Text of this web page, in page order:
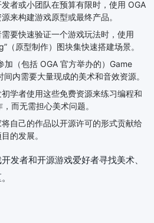
者或小团队在预算有限时，使用 OGA
来构建游戏原型或最终产品。
要快速验证一个游戏玩法时，使用
（原型制作）图块集快速搭建场景。
加（包括 OGA 官方举办的）Game
内需要大量现成的美术和音效资源。
学者使用这些免费资源来练习编程和
而无需担心美术问题。
自己的作品以开源许可的形式贡献给
的发展。
发者和开源游戏爱好者寻找美术、